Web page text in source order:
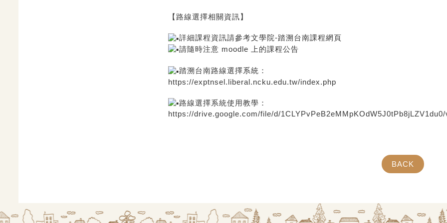
【路線選擇相關資訊】
詳細課程資訊請參考文學院-踏溯台南課程網頁
請隨時注意 moodle 上的課程公告
踏溯台南路線選擇系統：
https://exptnsel.liberal.ncku.edu.tw/index.php
路線選擇系統使用教學：
https://drive.google.com/file/d/
BACK